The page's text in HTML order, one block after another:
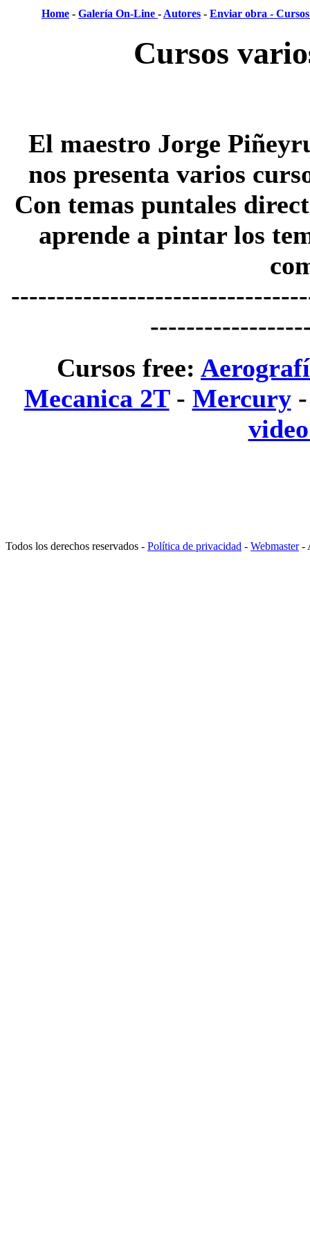
Home - Galería On-Line - Autores - Enviar obra -
Cursos
El maestro Jorge
nos presenta varios
Con temas puntales
aprende a pintar los
Cursos free:
Mecanica 2T- Mercury
Todos los derechos reservados - Política de privacidad - Webmaster-